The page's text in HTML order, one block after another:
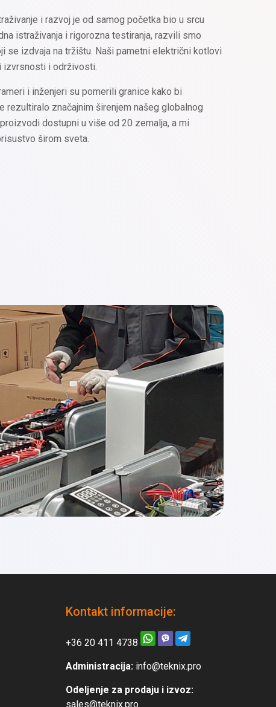
i razvoj je od samog početka bio u srcu
istraživanja i rigorozna testiranja, razvili smo
se izdvaja na tržištu. Naši pametni električni kotlovi
i održivosti.
i inženjeri su pomerili granice kako bi
rezultiralo značajnim širenjem našeg globalnog
dostupni u više od 20 zemalja, a mi
širom sveta.
Kontakt informacije:
+36 20 411 4738
Administracija:info@teknix.pro
Odeljenje za prodaju i izvoz:
sales@teknix.pro